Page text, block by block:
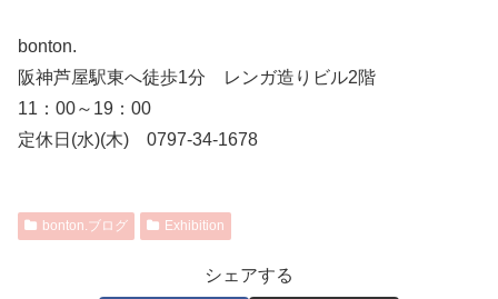
bonton.
阪神芦屋駅東へ徒歩1分 レンガ造りビル2階
11：00～19：00
定休日(水)(木) 0797-34-1678
bonton.ブログ Exhibition
シェアする